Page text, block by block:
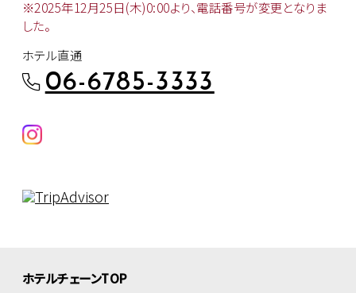
※2025年12月25日(木)0:00より、電話番号が変更となりま
した。
ホテル直通
06-6785-3333
ホテルチェーンTOP